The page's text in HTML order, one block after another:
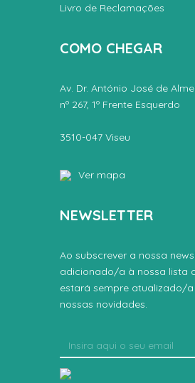
Livro de Reclamações
COMO CHEGAR
Av. Dr. António José de
nº 267, 1º Frente Esquerdo
3510-047 Viseu
Ver mapa
NEWSLETTER
Ao subscrever a nossa
adicionado/a à nossa lista
estará sempre atualizado/
nossas novidades.